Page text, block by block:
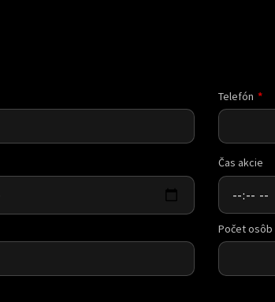
Telefón
Čas akcie
Počet osôb